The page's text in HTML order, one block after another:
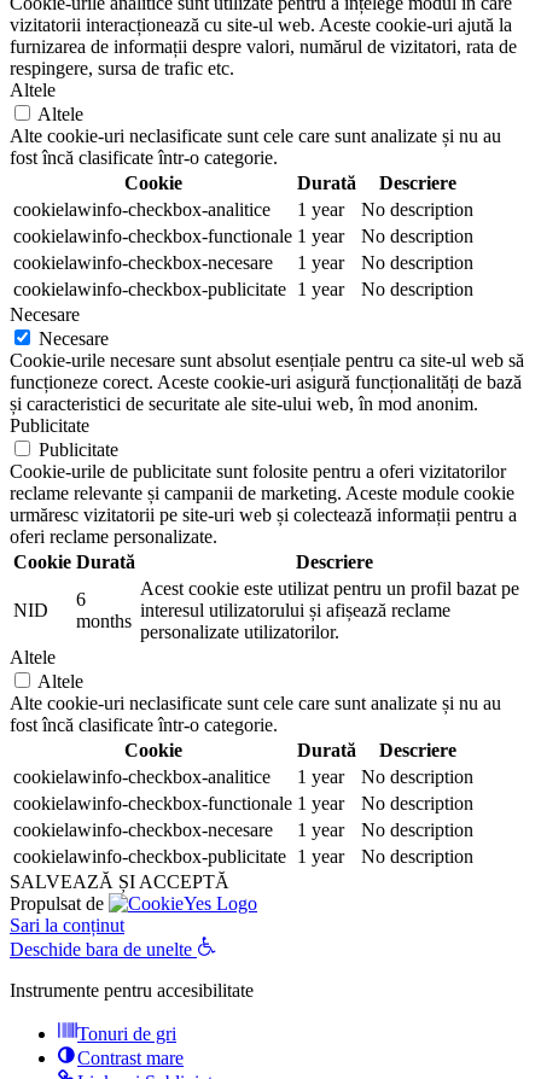
vizitatorii interacționează cu site-ul web. Aceste cookie-uri ajută la
furnizarea de informații despre valori, numărul de vizitatori, rata de
respingere, sursa de trafic etc.
Altele
Altele
Alte cookie-uri neclasificate sunt cele care sunt analizate și nu au
fost încă clasificate într-o categorie.
Cookie
Durată
Descriere
cookielawinfo-checkbox-analitice
1 year
No description
cookielawinfo-checkbox-functionale 1 year
No description
cookielawinfo-checkbox-necesare
1 year
No description
cookielawinfo-checkbox-publicitate 1 year
No description
Necesare
Necesare
Cookie-urile necesare sunt absolut esențiale pentru ca site-ul web să
funcționeze corect. Aceste cookie-uri asigură funcționalități de bază
și caracteristici de securitate ale site-ului web, în mod anonim.
Publicitate
Publicitate
Cookie-urile de publicitate sunt folosite pentru a oferi vizitatorilor
reclame relevante și campanii de marketing. Aceste module cookie
urmăresc vizitatorii pe site-uri web și colectează informații pentru a
oferi reclame personalizate.
Cookie Durată Descriere
NID
6
months
Acest cookie este utilizat pentru un profil bazat pe
interesul utilizatorului și afișează reclame
personalizate utilizatorilor.
Altele
Altele
Alte cookie-uri neclasificate sunt cele care sunt analizate și nu au
fost încă clasificate într-o categorie.
Cookie
Durată
Descriere
cookielawinfo-checkbox-analitice
1 year
No description
cookielawinfo-checkbox-functionale 1 year
No description
cookielawinfo-checkbox-necesare
1 year
No description
cookielawinfo-checkbox-publicitate 1 year
No description
SALVEAZĂ ȘI ACCEPTĂ
Propulsat de
Sari la conținut
Deschide bara de unelte
Instrumente pentru accesibilitate
Tonuri de gri
Contrast mare